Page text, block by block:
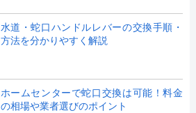
水道・蛇口ハンドルレバーの交換手順・
方法を分かりやすく解説
ホームセンターで蛇口交換は可能！料金
の相場や業者選びのポイント